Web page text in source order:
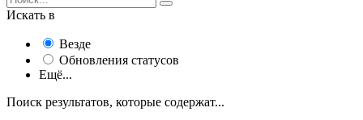
Искать в
Везде
Обновления статусов
Ещё...
Поиск результатов, которые содержат...